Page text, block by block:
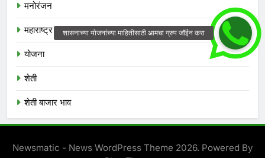
मनोरंजन
महाराष्ट्र
योजना
शेती
शेती बाजार भाव
Newsmatic - News WordPress Theme 2026. Powered By